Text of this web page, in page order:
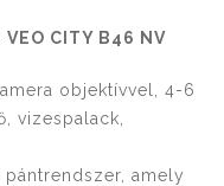
VEO CITY B46 NV
objektívvel, 4-6
vizespalack,
amely